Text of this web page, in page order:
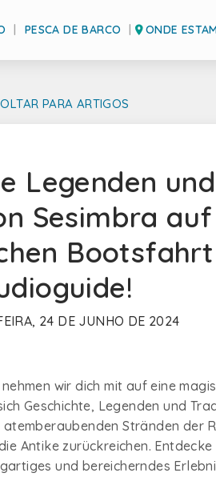
PESCA DE BARCO ONDE
PARA ARTIGOS
Legenden
Sesimbra
24 DE JUNHO DE 2024
wir dich mit auf eine
Geschichte, Legenden und
Stränden der
Antike zurückreichen.
und bereicherndes